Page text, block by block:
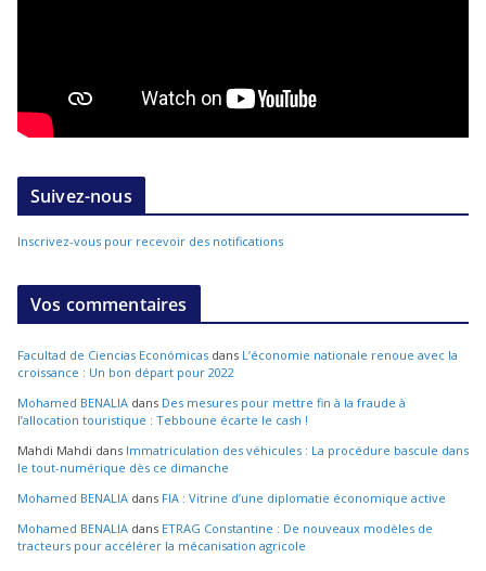
Suivez-nous
Inscrivez-vous pour recevoir des notifications
Vos commentaires
Facultad de Ciencias Económicas dans L’économie nationale renoue avec la
croissance : Un bon départ pour 2022
Mohamed BENALIA dans Des mesures pour mettre fin à la fraude à
l’allocation touristique : Tebboune écarte le cash !
Mahdi Mahdi dans Immatriculation des véhicules : La procédure bascule dans
le tout-numérique dès ce dimanche
Mohamed BENALIA dans FIA : Vitrine d’une diplomatie économique active
Mohamed BENALIA dans ETRAG Constantine : De nouveaux modèles de
tracteurs pour accélérer la mécanisation agricole